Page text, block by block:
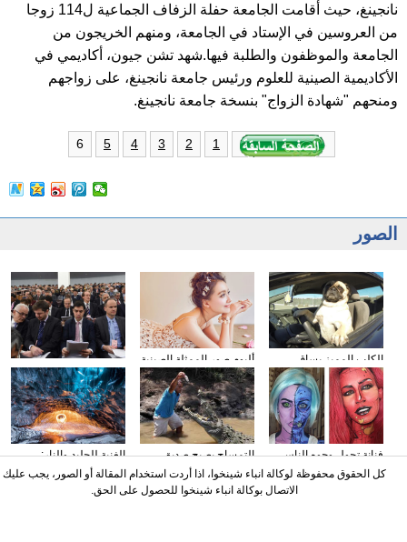
مؤتمر صحفى للخارجية الصور
نانجينغ، حيث أقامت الجامعة حفلة الزفاف الجماعية ل114 زوجا
من العروسين في الإستاد في الجامعة، ومنهم الخريجون من
الجامعة والموظفون والطلبة فيها.شهد تشن جيون، أكاديمي في
الأكاديمية الصينية للعلوم ورئيس جامعة نانجينغ، على زواجهم
ومنحهم "شهادة الزواج" بنسخة جامعة نانجينغ.
1
2
3
4
5
6
الصور
وسائل الإعلام الأجنبية
تولي اهتمامها بتقرير عمل
الحكومة
ألبوم صور الممثلة الصينية
سون تشيان
الكلب المميز يساق
السيارات
الغنية للجليد والنار:
المصور يلتقط صورا في
الأنهار الجليدية
التمساح يصبح صديق
الناس في كوستا ريكا
فنانة تحول وجوه الناس
إلى الشخصيات الكرتونية
باستخدام الماكياج
كل الحقوق محفوظة لوكالة انباء شينخوا، اذا أردت استخدام المقالة أو الصور، يجب عليك
الاتصال بوكالة انباء شينخوا للحصول على الحق.